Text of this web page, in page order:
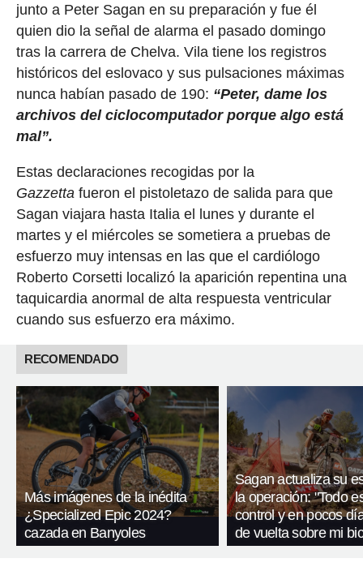
junto a Peter Sagan en su preparación y fue él
quien dio la señal de alarma el pasado domingo
tras la carrera de Chelva. Vila tiene los registros
históricos del eslovaco y sus pulsaciones máximas
nunca habían pasado de 190: “Peter, dame los
archivos del ciclocomputador porque algo está
mal”.
Estas declaraciones recogidas por la
Gazzetta fueron el pistoletazo de salida para que
Sagan viajara hasta Italia el lunes y durante el
martes y el miércoles se sometiera a pruebas de
esfuerzo muy intensas en las que el cardiólogo
Roberto Corsetti localizó la aparición repentina una
taquicardia anormal de alta respuesta ventricular
cuando sus esfuerzo era máximo.
RECOMENDADO
Más imágenes de la inédita
¿Specialized Epic 2024?
cazada en Banyoles
Sagan actualiza su
la operación: "Todo
control y en pocos
de vuelta sobre mi